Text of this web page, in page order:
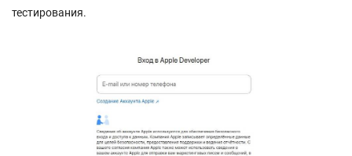
тестирования.